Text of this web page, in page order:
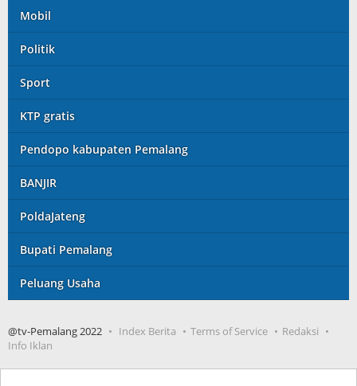
Mobil
Politik
Sport
KTP gratis
Pendopo kabupaten Pemalang
BANJIR
PoldaJateng
Bupati Pemalang
Peluang Usaha
@tv-Pemalang 2022 Index Berita Terms of Service
Redaksi
Info Iklan